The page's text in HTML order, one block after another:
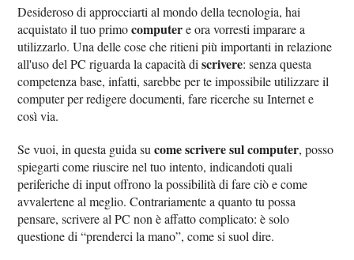
Desideroso di approcciarti al mondo della tecnologia, hai
acquistato il tuo primocomputere ora vorresti imparare a
utilizzarlo. Una delle cose che ritieni più importanti in relazione
all'uso del PC riguarda la capacità discrivere: senza questa
competenza base, infatti, sarebbe per te impossibile utilizzare il
computer per redigere documenti, fare ricerche su Internet e
così via.
Se vuoi, in questa guida sucome scrivere sul computer, posso
spiegarti come riuscire nel tuo intento, indicandoti quali
periferiche di input offrono la possibilità di fare ciò e come
avvalertene al meglio. Contrariamente a quanto tu possa
pensare, scrivere al PC non è affatto complicato: è solo
questione di “prenderci la mano”, come si suol dire.